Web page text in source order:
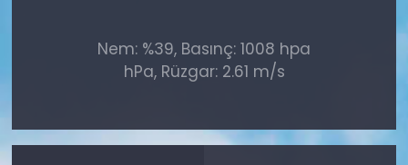
Nem: %39, Basınç: 1008 hpa
hPa, Rüzgar: 2.61 m/s